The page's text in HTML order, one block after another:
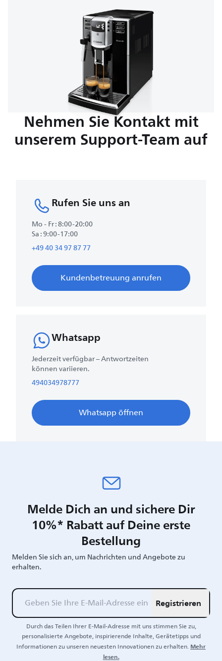
Nehmen Sie Kontakt mit
unserem Support-Team auf
Rufen Sie uns an
Mo - Fr : 8:00-20:00
Sa : 9:00-17:00
+49 40 34 97 87 77
Kundenbetreuung anrufen
Whatsapp
Jederzeit verfügbar – Antwortzeiten
können variieren.
494034978777
Whatsapp öffnen
Melde Dich an und sichere Dir
10%* Rabatt auf Deine erste
Bestellung
Melden Sie sich an, um Nachrichten und Angebote zu
erhalten.
Registrieren
Durch das Teilen Ihrer E-Mail-Adresse mit uns stimmen Sie zu,
personalisierte Angebote, inspirierende Inhalte, Gerätetipps und
Informationen zu unseren neuesten Innovationen zu erhalten.Mehr
lesen.